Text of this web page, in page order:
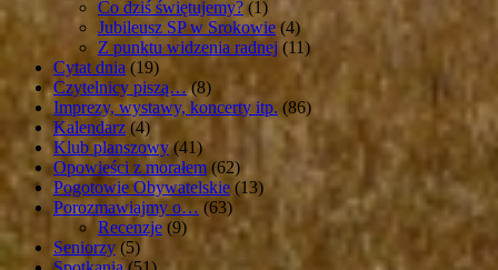
Co dziś świętujemy? (1)
Jubileusz SP w Srokowie (4)
Z punktu widzenia radnej (11)
Cytat dnia (19)
Czytelnicy piszą…(8)
Imprezy, wystawy, koncerty itp. (86)
Kalendarz (4)
Klub planszowy(41)
Opowieści z morałem (62)
Pogotowie Obywatelskie (13)
Porozmawiajmy o… (63)
Recenzje (9)
Seniorzy (5)